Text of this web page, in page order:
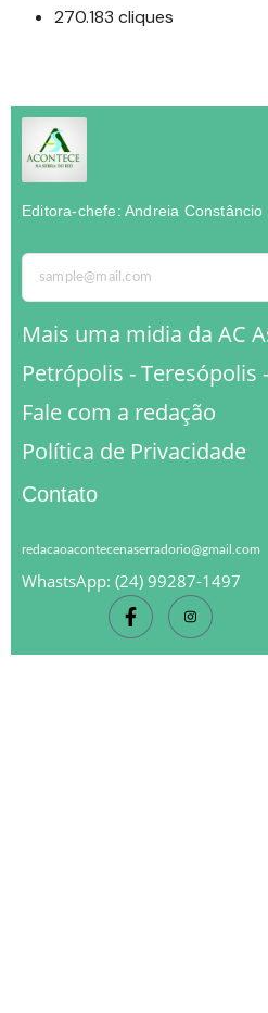
270.183 cliques
Editora-chefe: Andreia Constâncio
Mais uma midia da AC
Petrópolis - Teresópolis
Fale com a redação
Política de Privacidade
Contato
redacaoacontecenaserradorio@gmail.com
WhastsApp: (24) 99287-1497